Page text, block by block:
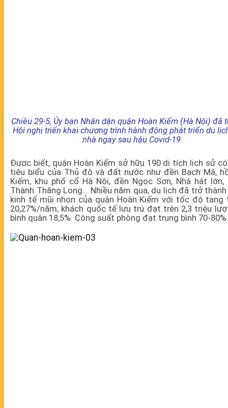
Chiều 29-5, Ủy ban Nhân dân quận Hoàn Kiếm (Hà Nội) đã
Hội nghị triển khai chương trình hành động phát triển du
nhà ngay sau hậu Covid-19
Được biết, quận Hoàn Kiếm sở hữu 190 di tích lịch sử
tiêu biểu của Thủ đô và đất nước như đền Bạch Mã,
Kiếm, khu phố cổ Hà Nội, đền Ngọc Sơn, Nhà hát lớn,
Thành Thăng Long… Nhiều năm qua, du lịch đã trở
kinh tế mũi nhọn của quận Hoàn Kiếm với tốc độ tang
20,27%/năm; khách quốc tế lưu trú đạt trên 2,3 triệu
bình quân 18,5%. Công suất phòng đạt trung bình 70-80%.